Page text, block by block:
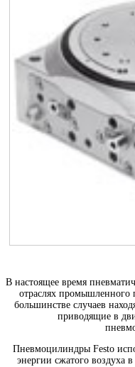
В настоящее время
отраслях промышленного
большинстве случаев
приводящие в
Пневмоцилиндры Festo
энергии сжатого воздуха